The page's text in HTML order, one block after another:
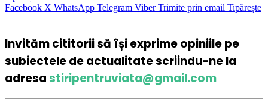
Facebook X WhatsApp Telegram Viber Trimite prin email Tipărește
Invităm cititorii să își exprime opiniile pe
subiectele de actualitate scriindu-ne la
adresastiripentruviata@gmail.com